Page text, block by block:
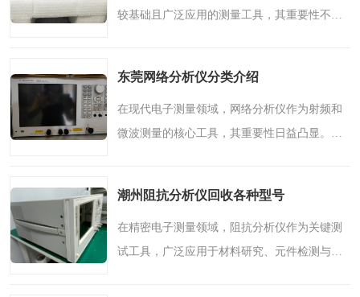
较基础且广泛应用的测量工具，其重要性不言
用表的功能、类型..
东莞网络分析仪分类介绍
在现代电子测量领域，网络分析仪作为射频和
微波测量的核心工具，其重要性日益凸显。随
趋势。本文将围绕网..
潮州阻抗分析仪回收各种型号
在精密电子测量领域，阻抗分析仪作为关键测
试工具，广泛应用于材料研究、元件检测与质